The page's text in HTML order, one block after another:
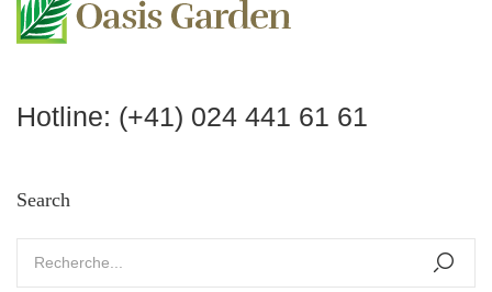
Hotline: (+41) 024 441 61 61
Search